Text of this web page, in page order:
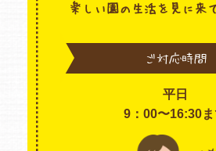
楽しい園の生活を見に来
ご対応時間
平日
9：00〜16:30